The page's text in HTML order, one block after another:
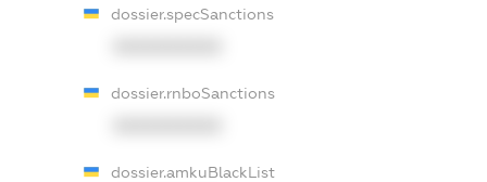
dossier.specSanctions
dossier.rnboSanctions
dossier.amkuBlackList